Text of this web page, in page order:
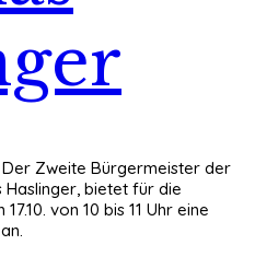
Der Zweite Bürgermeister der
Haslinger, bietet für die
von 10 bis 11 Uhr eine